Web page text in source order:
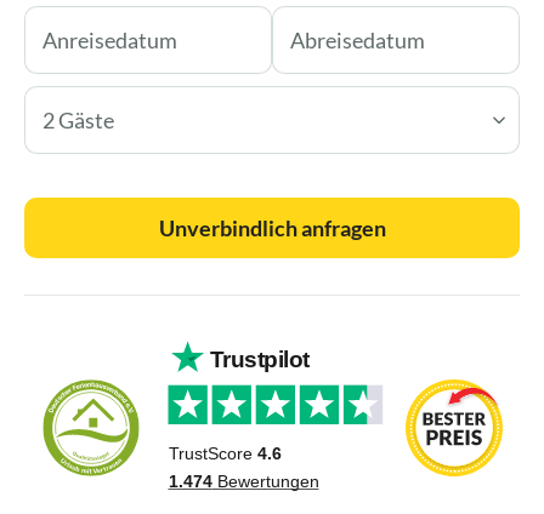
2 Gäste
Unverbindlich anfragen